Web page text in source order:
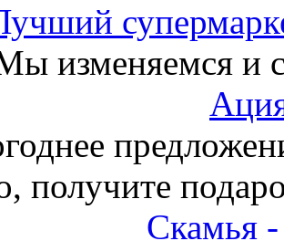
изменяемся и
получите